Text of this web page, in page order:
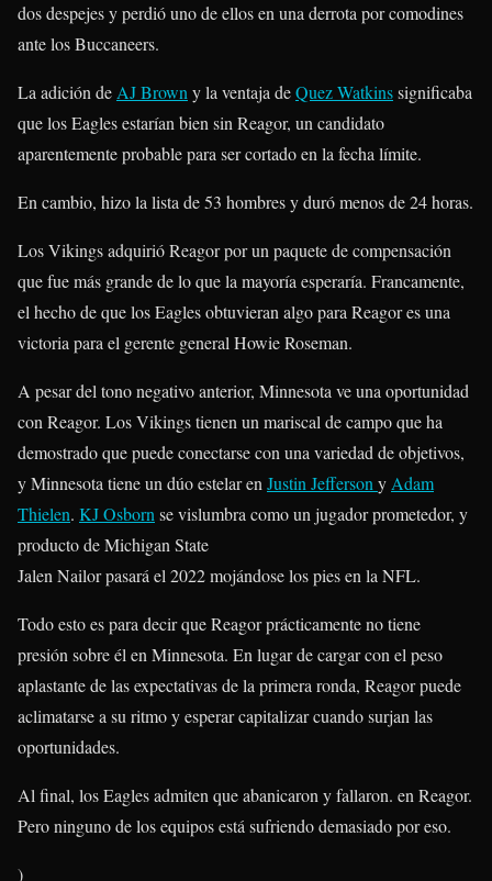
dos despejes y perdió uno de ellos en una derrota por comodines
ante los Buccaneers.
La adición de AJ Brown y la ventaja deQuez Watkinssignificaba
que los Eagles estarían bien sin Reagor, un candidato
aparentemente probable para ser cortado en la fecha límite.
En cambio, hizo la lista de 53 hombres y duró menos de 24 horas.
Los Vikings adquirió Reagor por un paquete de compensación
que fue más grande de lo que la mayoría esperaría. Francamente,
el hecho de que los Eagles obtuvieran algo para Reagor es una
victoria para el gerente general Howie Roseman.
A pesar del tono negativo anterior, Minnesota ve una oportunidad
con Reagor. Los Vikings tienen un mariscal de campo que ha
demostrado que puede conectarse con una variedad de objetivos,
y Minnesota tiene un dúo estelar en Justin Jefferson y Adam
Thielen. KJ Osborn se vislumbra como un jugador prometedor, y
producto de Michigan State
Jalen Nailor pasará el 2022 mojándose los pies en la NFL.
Todo esto es para decir que Reagor prácticamente no tiene
presión sobre él en Minnesota. En lugar de cargar con el peso
aplastante de las expectativas de la primera ronda, Reagor puede
aclimatarse a su ritmo y esperar capitalizar cuando surjan las
oportunidades.
Al final, los Eagles admiten que abanicaron y fallaron. en Reagor.
Pero ninguno de los equipos está sufriendo demasiado por eso.
)